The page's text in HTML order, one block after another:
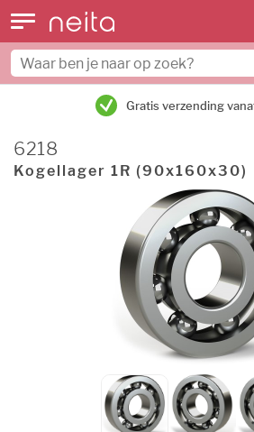
Gratis verzending
6218
Kogellager 1R (90x160x30)